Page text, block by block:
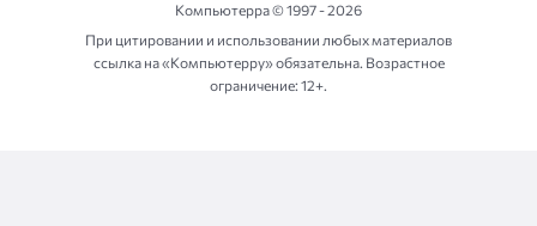
Компьютерра ©1997 - 2026
При цитировании и использовании любых материалов
ссылка на «Компьютерру» обязательна. Возрастное
ограничение: 12+.